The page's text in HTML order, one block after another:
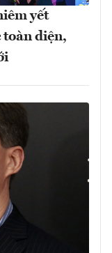
yết
toàn diện,